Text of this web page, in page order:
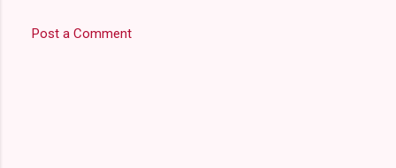
Post a Comment